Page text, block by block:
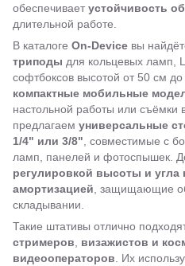
обеспечивает устойчивость
длительной работе.
В каталоге On-Device вы
триподы для кольцевых ламп,
софтбоксов высотой от 50 см
компактные мобильные
настольной работы или
предлагаем универсальные
1/4" или 3/8", совместимые с
ламп, панелей и фотоспышек.
регулировкой высоты и угла
амортизацией, защищающие
складывании.
Такие штативы отлично
стримеров, визажистов и
видеооператоров. Их